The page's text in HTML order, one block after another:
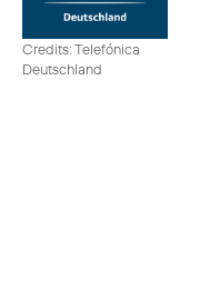
Credits: Telefónica
Deutschland